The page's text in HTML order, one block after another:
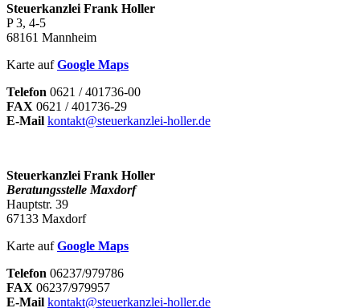
Steuerkanzlei Frank Holler
P 3, 4-5
68161 Mannheim
Karte aufGoogle Maps
Telefon 0621 / 401736-00
FAX 0621 / 401736-29
E-Mail kontakt@steuerkanzlei-holler.de
Steuerkanzlei Frank Holler
Beratungsstelle Maxdorf
Hauptstr. 39
67133 Maxdorf
Karte aufGoogle Maps
Telefon 06237/979786
FAX 06237/979957
E-Mail kontakt@steuerkanzlei-holler.de